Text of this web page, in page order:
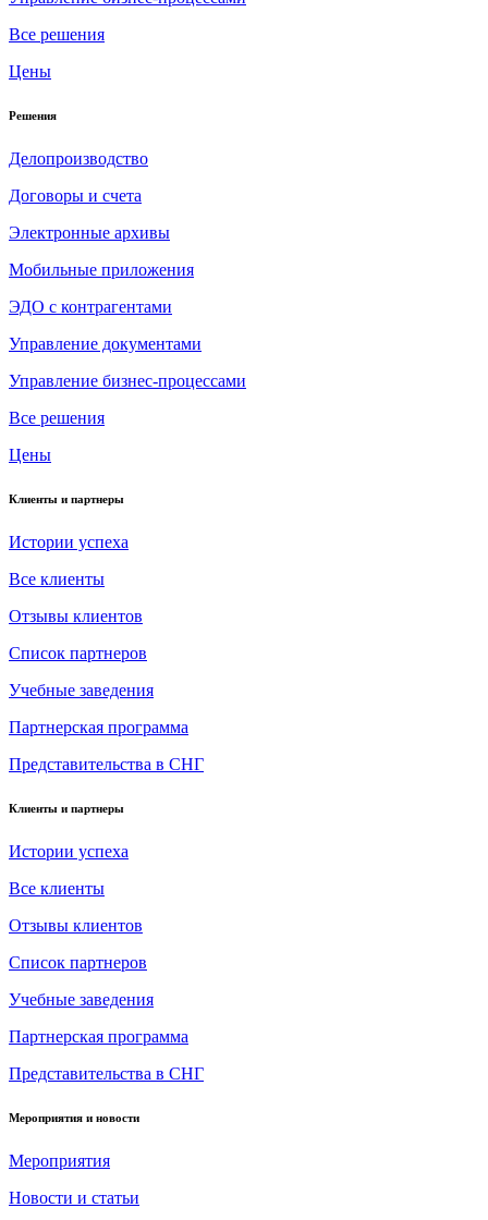
Все решения
Цены
Решения
Делопроизводство
Договоры и счета
Электронные архивы
Мобильные приложения
ЭДО с контрагентами
Управление документами
Управление бизнес-процессами
Все решения
Цены
Клиенты и партнеры
Истории успеха
Все клиенты
Отзывы клиентов
Список партнеров
Учебные заведения
Партнерская программа
Представительства в СНГ
Клиенты и партнеры
Истории успеха
Все клиенты
Отзывы клиентов
Список партнеров
Учебные заведения
Партнерская программа
Представительства в СНГ
Мероприятия и новости
Мероприятия
Новости и статьи